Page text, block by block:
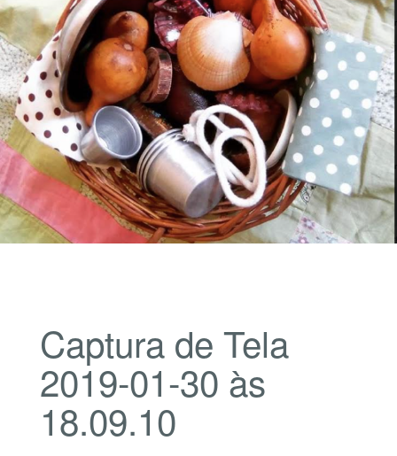
Captura de Tela
2019-01-30 às
18.09.10